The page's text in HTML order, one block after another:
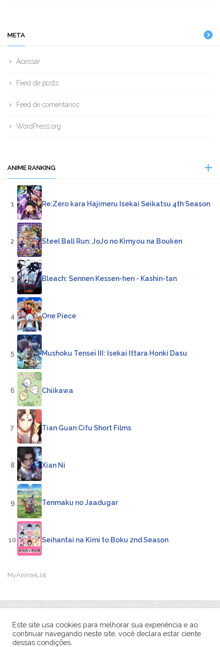
META
Acessar
Feed de posts
Feed de comentários
WordPress.org
ANIME RANKING
1 Re:Zero kara Hajimeru Isekai Seikatsu 4th Season
2 Steel Ball Run: JoJo no Kimyou na Bouken
3 Bleach: Sennen Kessen-hen - Kashin-tan
4 One Piece
5 Mushoku Tensei III: Isekai Ittara Honki Dasu
6 Chiikawa
7 Tian Guan Cifu Short Films
8 Xian Ni
9 Tenmaku no Jaadugar
10 Seihantai na Kimi to Boku 2nd Season
MyAnimeList
Otaku Gattai © 2026. All Rights Reserved.
Este site usa cookies para melhorar sua experiência e ao
continuar navegando neste site, você declara estar ciente
dessas condições.